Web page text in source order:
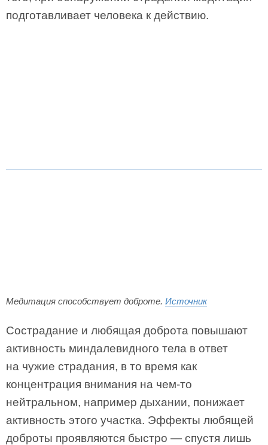
подготавливает человека к действию.
Медитация способствует доброте. Источник
Сострадание и любящая доброта повышают
активность миндалевидного тела в ответ
на чужие страдания, в то время как
концентрация внимания на чем-то
нейтральном, например дыхании, понижает
активность этого участка. Эффекты любящей
доброты проявляются быстро — спустя лишь